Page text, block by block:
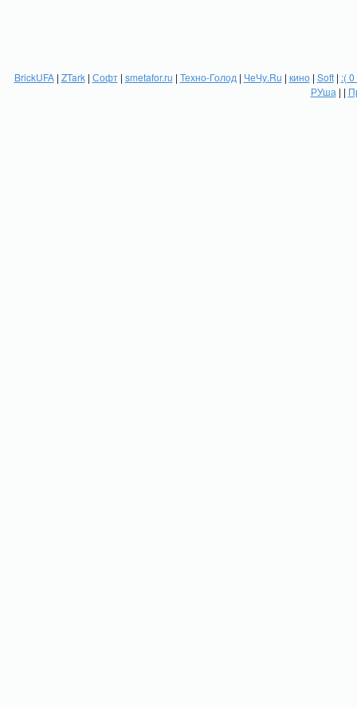
BrickUFA| ZTark| Софт| smetafor.ru | Техно-Голод | ЧеЧу.Ru | кино| Soft| :(
РУша | |